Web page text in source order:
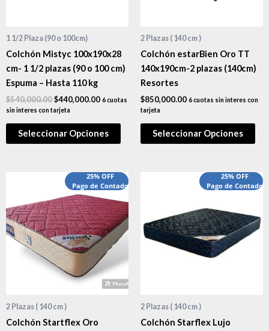
1 1/2 Plaza (90 o 100cm)
Colchón Mistyc 100x190x28
cm- 1 1/2 plazas (90 o 100 cm)
Espuma – Hasta 110 kg
$540,000.00$440,000.00 6 cuotas
sin interes con tarjeta
Seleccionar Opciones
2 Plazas ( 140 cm )
Colchón estarBien Oro TT
140x190cm-2 plazas (140cm)
Resortes
$850,000.00 6 cuotas sin interes con
tarjeta
Seleccionar Opciones
25% OFF
Pago de Contado
2 Plazas ( 140 cm )
Colchón Startflex Oro
25% OFF
Pago de Contado
2 Plazas ( 140 cm )
Colchón Starflex Lujo